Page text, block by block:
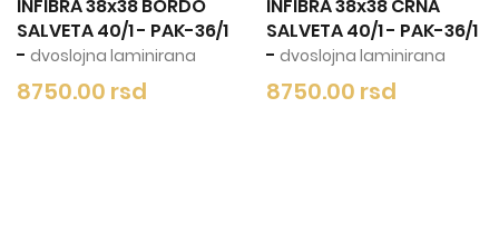
CRNA
- PAK-36/1
INFIBRA 38x38 ŠAMPANJ
SALVETA 40/1 - PAK-36/1
-dvoslojna laminirana
6990.00 rsd
INFIBRA
SALVETA 40/
-dvoslojna
8750.00